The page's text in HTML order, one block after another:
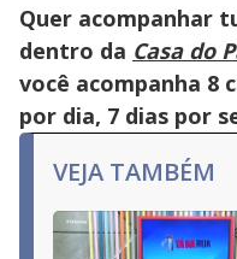
Quer acompanhar
dentro da Casa do
você acompanha 8
por dia, 7 dias por
VEJA TAMBÉM